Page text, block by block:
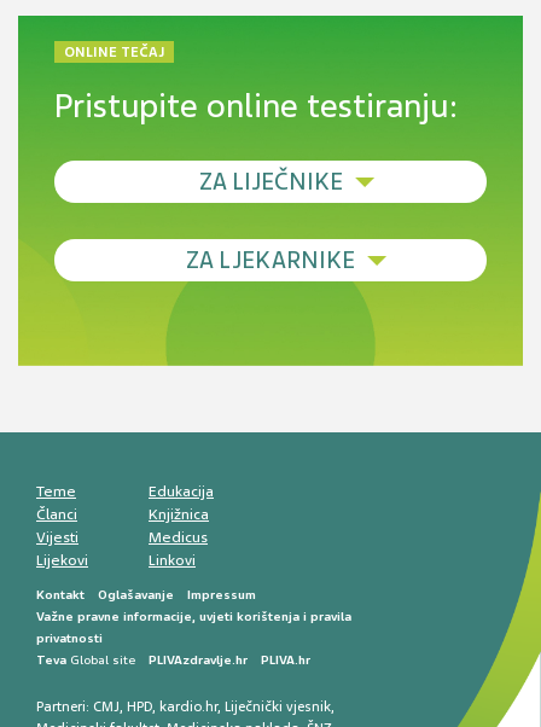
ONLINE TEČAJ
Pristupite online testiranju:
ZA LIJEČNIKE
Debljina - od prevencije do personalizirane
Novi pogled na migrenu: komorbiditeti, spolne
razlike i nove terapije
smetnji do rane onkološke dijagnostike
ZA LJEKARNIKE
Antikoagulansi u ljekarničkoj praksi –
Teme
Članci
Vijesti
Lijekovi
Edukacija
Knjižnica
Medicus
Linkovi
Kontakt Oglašavanje
Impressum
Važne pravne informacije, uvjeti korištenja i pravila
privatnosti
Teva Global site PLIVAzdravlje.hr PLIVA.hr
Partneri: CMJ, HPD, kardio.hr, Liječnički vjesnik,